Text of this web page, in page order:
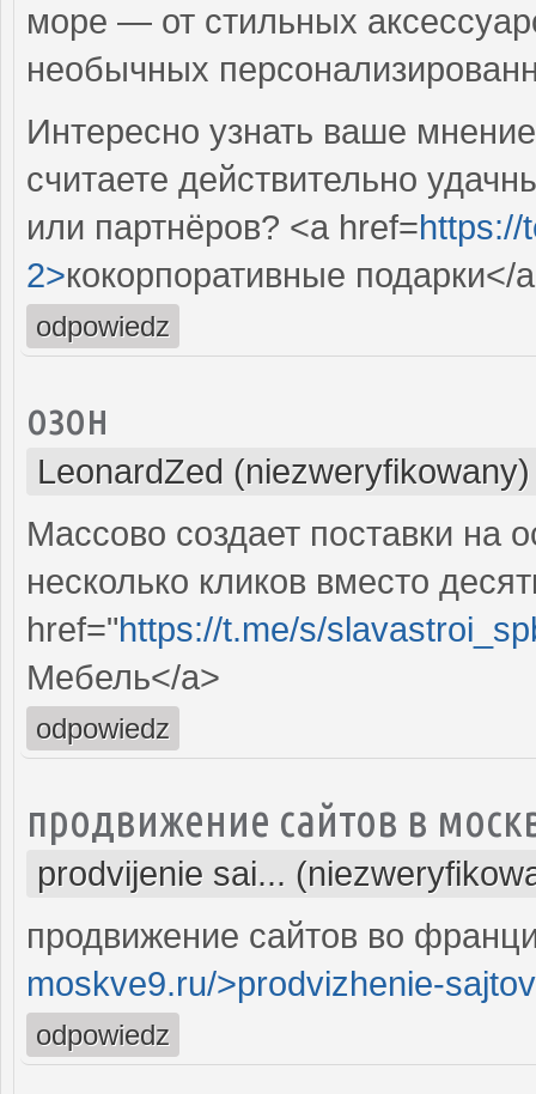
море — от стильных
необычных
Интересно узнать ваше
считаете действительно
или партнёров? <a href=https://
2>кокорпоративные подарки</
odpowiedz
озон
LeonardZed (niezweryfikowany)
Массово создает поставки на
несколько кликов вместо
href="https://t.me/s/
Мебель</a>
odpowiedz
продвижение сайтов в
prodvijenie sai...
продвижение сайтов во
moskve9.ru/>prodvizhenie-
odpowiedz